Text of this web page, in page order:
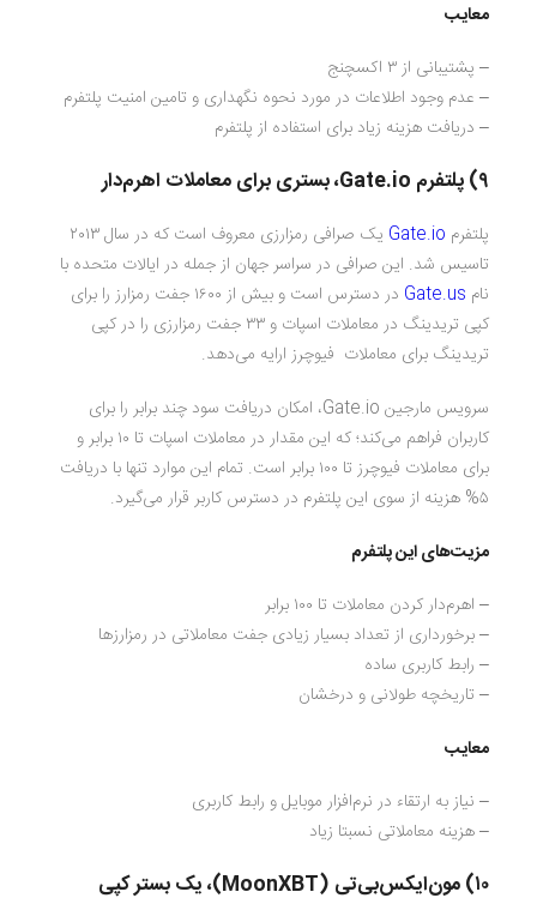
معایب
– پشتیبانی از ۳ اکسچنج
– عدم وجود اطلاعات در مورد نحوه نگهداری و تامین امنیت پلتفرم
– دریافت هزینه زیاد برای استفاده از پلتفرم
۹) پلتفرم Gate.io، بستری برای معاملات اهرم‌دار
پلتفرم Gate.io
یک صرافی رمزارزی معروف است که در سال ۲۰۱۳
تاسیس شد. این صرافی در سراسر جهان از جمله در ایالات متحده با
نام Gate.us
در دسترس است و بیش از ۱۶۰۰ جفت رمزارز را برای
کپی تریدینگ در معاملات اسپات و ۳۳ جفت رمزارزی را در کپی
تریدینگ برای معاملات فیوچرز ارایه می‌دهد.
سرویس مارجین Gate.io، امکان دریافت سود چند برابر را برای
کاربران فراهم می‌کند؛ که این مقدار در معاملات اسپات تا ۱۰ برابر و
برای معاملات فیوچرز تا ۱۰۰ برابر است. تمام این موارد تنها با دریافت
۵% هزینه از سوی این پلتفرم در دسترس کاربر قرار می‌گیرد.
مزیت‌های این پلتفرم
– اهرم‌دار کردن معاملات تا ۱۰۰ برابر
– برخورداری از تعداد بسیار زیادی جفت معاملاتی در رمزارزها
– رابط کاربری ساده
– تاریخچه طولانی و درخشان
معایب
– نیاز به ارتقاء در نرم‌افزار موبایل و رابط کاربری
– هزینه معاملاتی نسبتا زیاد
۱۰) مون‌ایکس‌بی‌تی ( MoonXBT)، یک بستر کپی